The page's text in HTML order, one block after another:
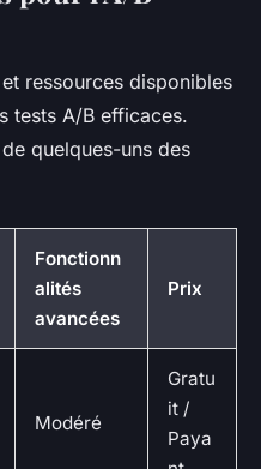
ressources disponibles
tests A/B efficaces.
quelques-uns des
Fonctionn
alités
avancées
Prix
Modéré
Gratu
it /
Paya